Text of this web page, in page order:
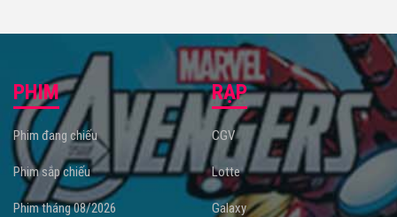
PHIM
Phim đang chiếu
Phim sắp chiếu
Phim tháng 08/2026
RẠP
CGV
Lotte
Galaxy